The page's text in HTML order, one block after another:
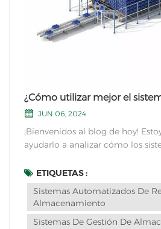
¿Cómo utilizar mejor el
JUN 06, 2024
¡Bienvenidos al blog de hoy!
ayudarlo a analizar cómo los
el almacenamiento en almacén
efectiva.en la industria de
ETIQUETAS :
Sistemas Automatizados De
Almacenamiento
Sistemas De Gestión De